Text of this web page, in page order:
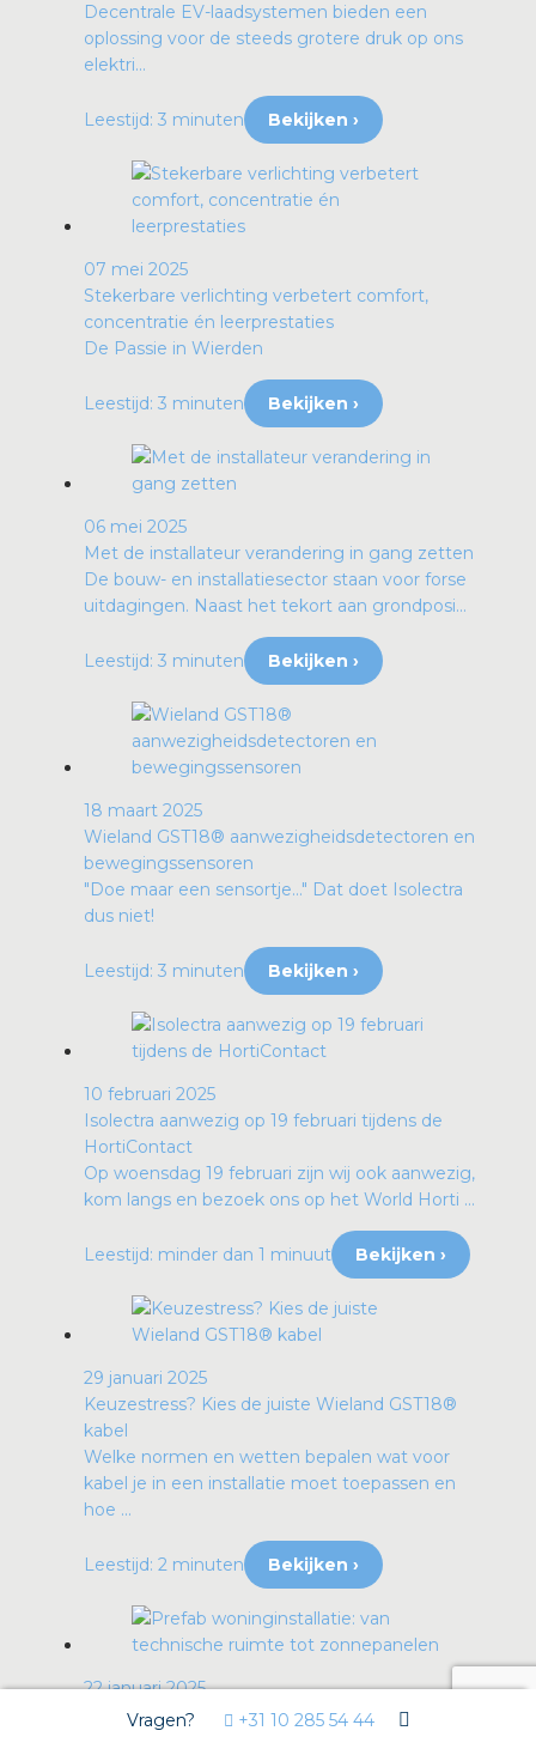
Decentrale EV-laadsystemen bieden een
oplossing voor de steeds grotere druk op ons
elektri...
Leestijd: 3 minuten Bekijken ›
07 mei 2025
Stekerbare verlichting verbetert comfort,
concentratie én leerprestaties
De Passie in Wierden
Leestijd: 3 minuten Bekijken ›
06 mei 2025
Met de installateur verandering in gang zetten
De bouw- en installatiesector staan voor forse
uitdagingen. Naast het tekort aan grondposi...
Leestijd: 3 minuten Bekijken ›
18 maart 2025
Wieland GST18® aanwezigheidsdetectoren en
bewegingssensoren
"Doe maar een sensortje…" Dat doet Isolectra
dus niet!
Leestijd: 3 minuten Bekijken ›
10 februari 2025
Isolectra aanwezig op 19 februari tijdens de
HortiContact
Op woensdag 19 februari zijn wij ook aanwezig,
kom langs en bezoek ons op het World Horti ...
Leestijd: minder dan 1 minuut Bekijken ›
29 januari 2025
Keuzestress? Kies de juiste Wieland GST18®
kabel
Welke normen en wetten bepalen wat voor
kabel je in een installatie moet toepassen en
hoe ...
Leestijd: 2 minuten Bekijken ›
22 januari 2025
Prefab woninginstallatie: van technische ruimte
Vragen? +31 10 285 54 44